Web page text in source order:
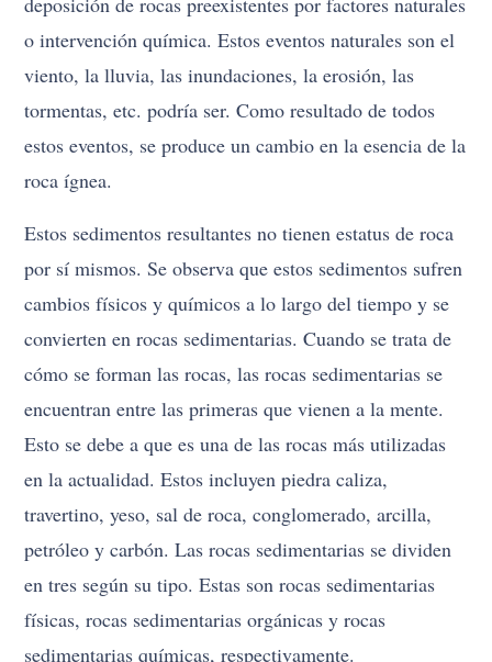
o intervención química. Estos eventos naturales son el
viento, la lluvia, las inundaciones, la erosión, las
tormentas, etc. podría ser. Como resultado de todos
estos eventos, se produce un cambio en la esencia de la
roca ígnea.
Estos sedimentos resultantes no tienen estatus de roca
por sí mismos. Se observa que estos sedimentos sufren
cambios físicos y químicos a lo largo del tiempo y se
convierten en rocas sedimentarias. Cuando se trata de
cómo se forman las rocas, las rocas sedimentarias se
encuentran entre las primeras que vienen a la mente.
Esto se debe a que es una de las rocas más utilizadas
en la actualidad. Estos incluyen piedra caliza,
travertino, yeso, sal de roca, conglomerado, arcilla,
petróleo y carbón. Las rocas sedimentarias se dividen
en tres según su tipo. Estas son rocas sedimentarias
físicas, rocas sedimentarias orgánicas y rocas
sedimentarias químicas, respectivamente.